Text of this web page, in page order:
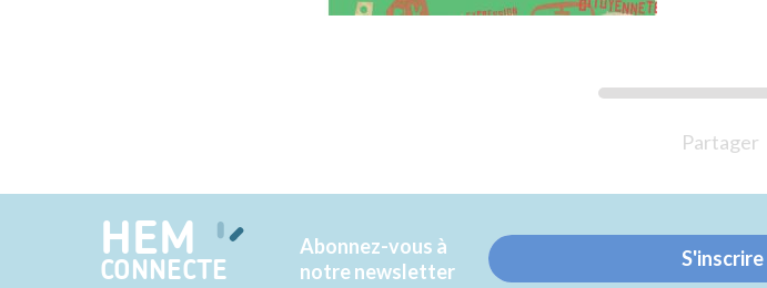
Partager
HEM
CONNECTE
Abonnez-vous à
notre newsletter
S'inscrire